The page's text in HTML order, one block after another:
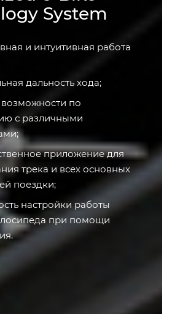
System
и интуитивная работа
дальность хода;
по
с различными
приложение для
трека и всех основных
поездки;
настройки работы
при помощи